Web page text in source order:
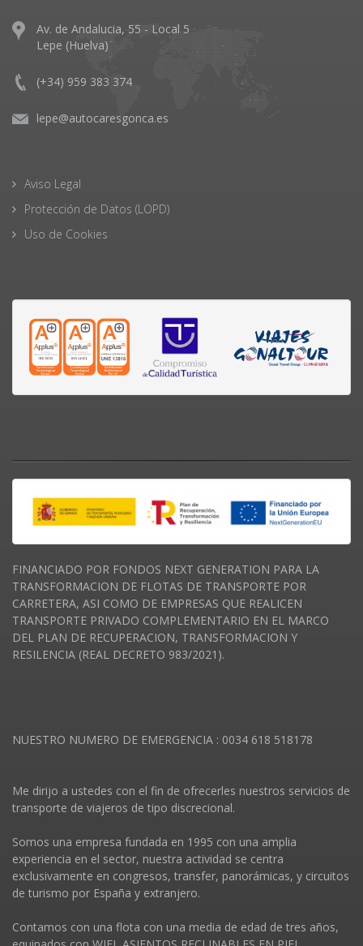
Av. de Andalucia, 55 - Local 5
Lepe (Huelva)
(+34) 959 383 374
lepe@autocaresgonca.es
Aviso Legal
Protección de Datos (LOPD)
Uso de Cookies
FINANCIADO POR FONDOS NEXT GENERATION PARA LA
TRANSFORMACION DE FLOTAS DE TRANSPORTE POR
CARRETERA, ASI COMO DE EMPRESAS QUE REALICEN
TRANSPORTE PRIVADO COMPLEMENTARIO EN EL MARCO
DEL PLAN DE RECUPERACION, TRANSFORMACION Y
RESILENCIA (REAL DECRETO 983/2021).
NUESTRO NUMERO DE EMERGENCIA : 0034 618 518178
Me dirijo a ustedes con el fin de ofrecerles nuestros servicios de
transporte de viajeros de tipo discrecional.
Somos una empresa fundada en 1995 con una amplia
experiencia en el sector, nuestra actividad se centra
exclusivamente en congresos, transfer, panorámicas, y circuitos
de turismo por España y extranjero.
Contamos con una flota con una media de edad de tres años,